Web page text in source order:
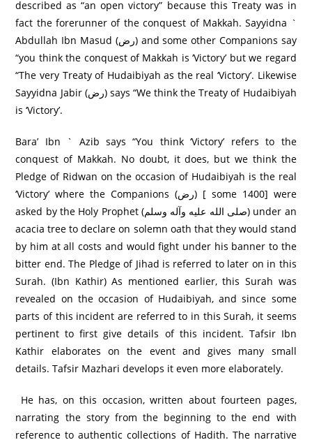
described as “an open victory” because this Treaty was in
fact the forerunner of the conquest of Makkah. Sayyidna `
Abdullah Ibn Masud (رض) and some other Companions say
“you think the conquest of Makkah is ‘Victory’ but we regard
“The very Treaty of Hudaibiyah as the real ‘Victory’. Likewise
Sayyidna Jabir (رض) says “We think the Treaty of Hudaibiyah
is ‘Victory’.
Bara’ Ibn ` Azib says “You think ‘Victory’ refers to the
conquest of Makkah. No doubt, it does, but we think the
Pledge of Ridwan on the occasion of Hudaibiyah is the real
‘Victory’ where the Companions (رض) [ some 1400] were
asked by the Holy Prophet (صلى الله عليه وآله وسلم) under an
acacia tree to declare on solemn oath that they would stand
by him at all costs and would fight under his banner to the
bitter end. The Pledge of Jihad is referred to later on in this
Surah. (Ibn Kathir) As mentioned earlier, this Surah was
revealed on the occasion of Hudaibiyah, and since some
parts of this incident are referred to in this Surah, it seems
pertinent to first give details of this incident. Tafsir Ibn
Kathir elaborates on the event and gives many small
details. Tafsir Mazhari develops it even more elaborately.
He has, on this occasion, written about fourteen pages,
narrating the story from the beginning to the end with
reference to authentic collections of Hadith. The narrative